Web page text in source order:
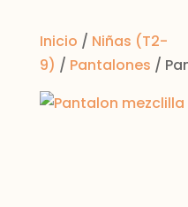
Inicio / Niñas (T2-
9) / Pantalones /